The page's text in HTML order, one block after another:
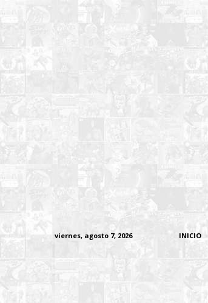
viernes, agosto 7, 2026 INICIO